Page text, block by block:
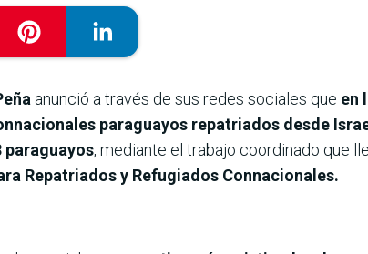
anunció a través de sus redes sociales que en
paraguayos repatriados desde
paraguayos, mediante el trabajo coordinado que
Repatriados y Refugiados Connacionales.